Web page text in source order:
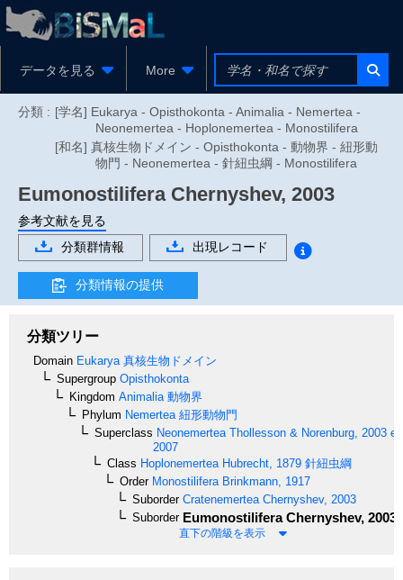
データを見る More
分類 : [学名] Eukarya - Opisthokonta - Animalia - Nemertea -
Neonemertea - Hoplonemertea - Monostilifera
[和名] 真核生物ドメイン - Opisthokonta - 動物界 - 紐形動
物門 - Neonemertea - 針紐虫綱 - Monostilifera
EumonostiliferaChernyshev, 2003
参考文献を見る
分類群情報
出現レコード
分類情報の提供
分類ツリー
Domain Eukarya 真核生物ドメイン
Supergroup Opisthokonta
Kingdom Animalia 動物界
Phylum Nemertea 紐形動物門
Superclass Neonemertea Thollesson & Norenburg, 2003
2007
Class Hoplonemertea Hubrecht, 1879 針紐虫綱
OrderMonostilifera Brinkmann, 1917
SuborderCratenemertea Chernyshev, 2003
SuborderEumonostiliferaChernyshev, 2003
直下の階級を表示